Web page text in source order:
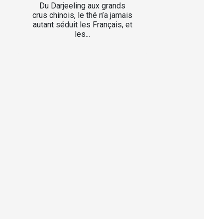
Du Darjeeling aux grands
crus chinois, le thé n’a jamais
autant séduit les Français, et
les...